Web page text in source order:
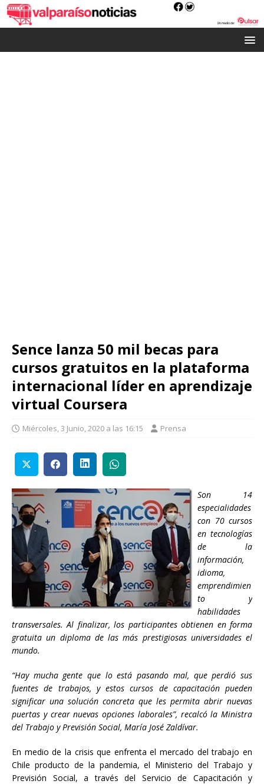
Sence lanza 50 mil becas para
cursos gratuitos en la plataforma
internacional líder en aprendizaje
virtual Coursera
Miércoles, 3 Junio, 2020 a las 16:15 Prensa
Son 14
especialidades
con 70 cursos
en tecnologías
de la
información,
idioma,
emprendimien
to y
habilidades
transversales. Al finalizar, los participantes obtienen en forma
gratuita un diploma de las más prestigiosas universidades el
mundo.
“Hay mucha gente que lo está pasando mal, que perdió sus
fuentes de trabajos, y estos cursos de capacitación pueden
significar una solución concreta que les permita abrir nuevas
puertas y crear nuevas opciones laborales”, recalcó la Ministra
del Trabajo y Previsión Social, María José Zaldívar.
En medio de la crisis que enfrenta el mercado del trabajo en
Chile producto de la pandemia, el Ministerio del Trabajo y
Previsión Social, a través del Servicio de Capacitación y